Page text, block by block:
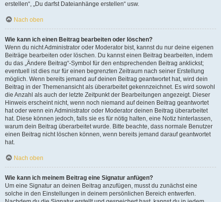
erstellen“, „Du darfst Dateianhänge erstellen“ usw.
Nach oben
Wie kann ich einen Beitrag bearbeiten oder löschen?
Wenn du nicht Administrator oder Moderator bist, kannst du nur deine eigenen
Beiträge bearbeiten oder löschen. Du kannst einen Beitrag bearbeiten, indem
du das „Ändere Beitrag“-Symbol für den entsprechenden Beitrag anklickst;
eventuell ist dies nur für einen begrenzten Zeitraum nach seiner Erstellung
möglich. Wenn bereits jemand auf deinen Beitrag geantwortet hat, wird dein
Beitrag in der Themenansicht als überarbeitet gekennzeichnet. Es wird sowohl
die Anzahl als auch der letzte Zeitpunkt der Bearbeitungen angezeigt. Dieser
Hinweis erscheint nicht, wenn noch niemand auf deinen Beitrag geantwortet
hat oder wenn ein Administrator oder Moderator deinen Beitrag überarbeitet
hat. Diese können jedoch, falls sie es für nötig halten, eine Notiz hinterlassen,
warum dein Beitrag überarbeitet wurde. Bitte beachte, dass normale Benutzer
einen Beitrag nicht löschen können, wenn bereits jemand darauf geantwortet
hat.
Nach oben
Wie kann ich meinem Beitrag eine Signatur anfügen?
Um eine Signatur an deinen Beitrag anzufügen, musst du zunächst eine
solche in den Einstellungen in deinem persönlichen Bereich entwerfen.